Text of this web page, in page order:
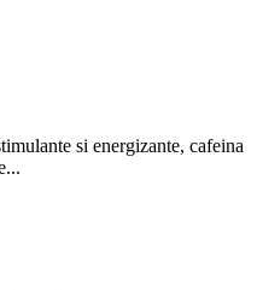
si energizante, cafeina